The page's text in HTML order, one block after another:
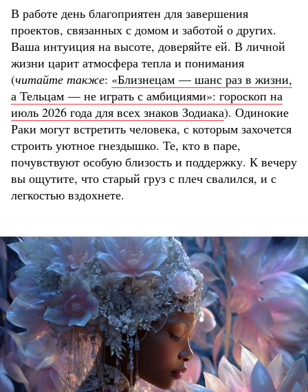
В работе день благоприятен для завершения
проектов, связанных с домом и заботой о других.
Ваша интуиция на высоте, доверяйте ей. В личной
жизни царит атмосфера тепла и понимания
(читайте также: «Близнецам — шанс раз в жизни,
а Тельцам — не играть с амбициями»: гороскоп на
июль 2026 года для всех знаков Зодиака). Одинокие
Раки могут встретить человека, с которым захочется
строить уютное гнездышко. Те, кто в паре,
почувствуют особую близость и поддержку. К вечеру
вы ощутите, что старый груз с плеч свалился, и с
легкостью вздохнете.